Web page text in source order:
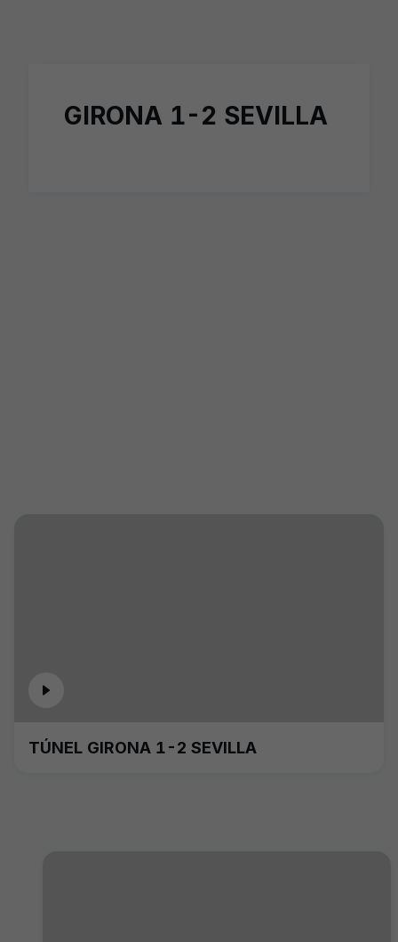
GIRONA 1-2 SEVILLA
TÚNEL GIRONA 1-2 SEVILLA